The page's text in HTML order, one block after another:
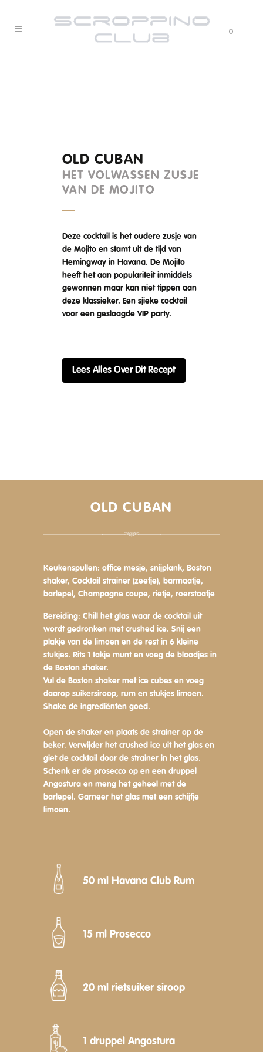
0
OLD CUBAN
HET VOLWASSEN ZUSJE
VAN DE MOJITO
Deze cocktail is het oudere zusje van
de Mojito en stamt uit de tijd van
Hemingway in Havana. De Mojito
heeft het aan populariteit inmiddels
gewonnen maar kan niet tippen aan
deze klassieker. Een sjieke cocktail
voor een geslaagde VIP party.
Lees Alles Over Dit Recept
OLD CUBAN
Keukenspullen: office mesje, snijplank, Boston
shaker, Cocktail strainer (zeefje), barmaatje,
barlepel, Champagne coupe, rietje, roerstaafje
Bereiding: Chill het glas waar de cocktail uit
wordt gedronken met crushed ice. Snij een
plakje van de limoen en de rest in 6 kleine
stukjes. Rits 1 takje munt en voeg de blaadjes in
de Boston shaker.
Vul de Boston shaker met ice cubes en voeg
daarop suikersiroop, rum en stukjes limoen.
Shake de ingrediënten goed.
Open de shaker en plaats de strainer op de
beker. Verwijder het crushed ice uit het glas en
giet de cocktail door de strainer in het glas.
Schenk er de prosecco op en een druppel
Angostura en meng het geheel met de
barlepel. Garneer het glas met een schijfje
limoen.
50 ml Havana Club Rum
15 ml Prosecco
20 ml rietsuiker siroop
1 druppel Angostura